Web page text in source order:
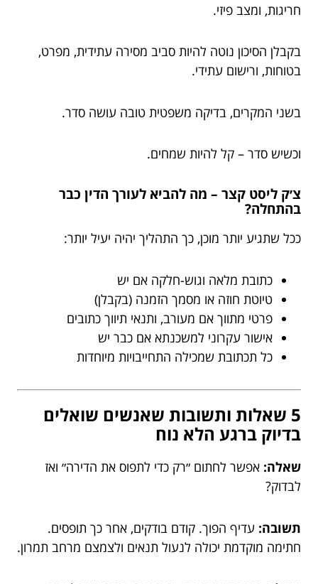
חריגות, ומצב פיזי.
בקבלן הסיכון נוטה להיות סביב מסירה עתידית, מפרט,
בטוחות, ורישום עתידי.
בשני המקרים, בדיקה משפטית טובה עושה סדר.
וכשיש סדר – קל להיות שמחים.
צ׳ק ליסט קצר – מה להביא לעורך הדין כבר
בהתחלה?
ככל שתגיע יותר מוכן, כך התהליך יהיה יעיל יותר:
כתובת מלאה וגוש-חלקה אם יש
טיוטת חוזה או מסמך הזמנה (בקבלן)
פרטי מתווך אם מעורב, ותנאי תיווך כתובים
אישור עקרוני למשכנתא אם כבר יש
כל תכתובת שמכילה התחייבויות מיוחדות
5 שאלות ותשובות שאנשים שואלים
בדיוק ברגע הלא נוח
שאלה: אפשר לחתום ״רק כדי לתפוס את הדירה״ ואז
לבדוק?
תשובה: עדיף הפוך. קודם בודקים, אחר כך תופסים.
חתימה מוקדמת יכולה לנעול תנאים ולצמצם מרחב תמרון.